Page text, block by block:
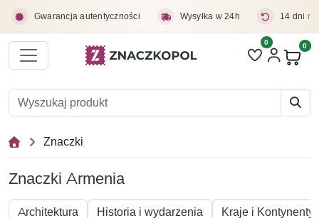
Gwarancja autentyczności Wysyłka w 24h 14 dni
Liczba pozycji
0 0
Znaczki
Znaczki Armenia
Architektura Historia i wydarzenia Kraje i Kontynenty